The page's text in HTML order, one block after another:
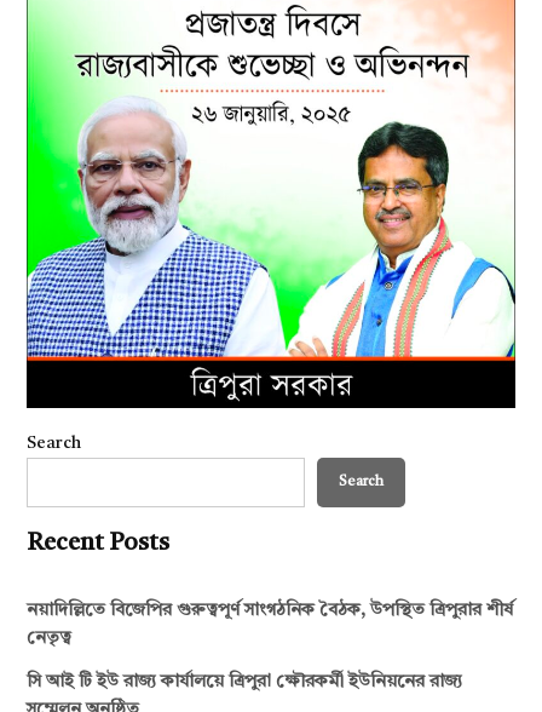
Search
Search
Recent Posts
নয়াদিল্লিতে বিজেপির গুরুত্বপূর্ণ সাংগঠনিক বৈঠক, উপস্থিত ত্রিপুরার শীর্ষ
নেতৃত্ব
সি আই টি ইউ রাজ্য কার্যালয়ে ত্রিপুরা ক্ষৌরকর্মী ইউনিয়নের রাজ্য